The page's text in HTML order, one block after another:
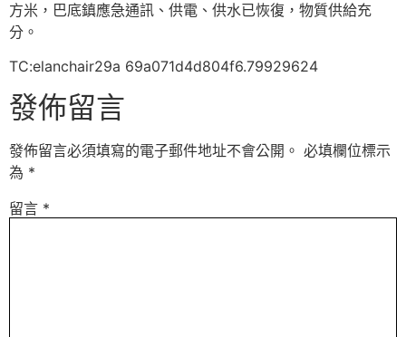
方米，巴底鎮應急通訊、供電、供水已恢復，物質供給充
分。
TC:elanchair29a 69a071d4d804f6.79929624
發佈留言
發佈留言必須填寫的電子郵件地址不會公開。 必填欄位標示
為 *
留言 *